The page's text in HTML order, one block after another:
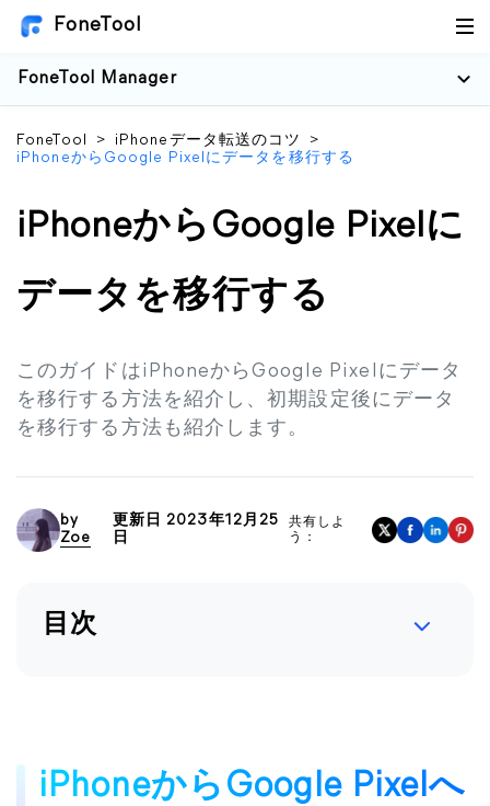
FoneTool
FoneTool Manager
FoneTool > iPhoneデータ転送のコツ
>
iPhoneからGoogle Pixelにデータを移行する
iPhoneからGoogle Pixelに
データを移行する
このガイドはiPhoneからGoogle Pixelにデータ
を移行する方法を紹介し、初期設定後にデータ
を移行する方法も紹介します。
by
Zoe
更新日 2023年12月25
日
共有しよ
う：
目次
iPhoneからGoogle Pixelへ